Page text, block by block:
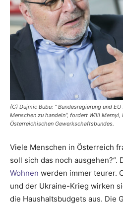
(C) Dujmic Bubu: " Bundesregierung und
Menschen zu handeln“, fordert Willi Mernyi,
Österreichischen Gewerkschaftsbundes.
Viele Menschen in Österreich
soll sich das noch ausgehen?“.
Wohnen werden immer teurer.
und der Ukraine-Krieg wirken
die Haushaltsbudgets aus. Die